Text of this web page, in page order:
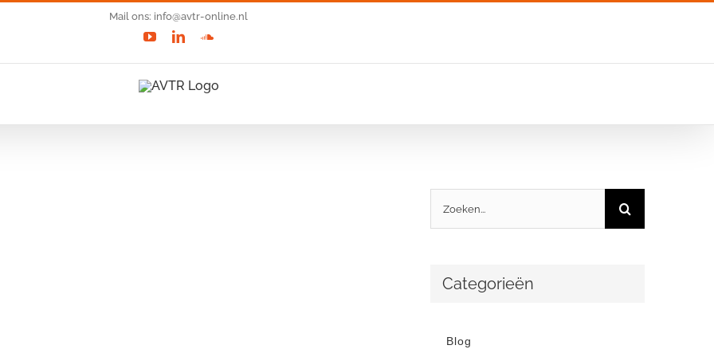
Mail ons: info@avtr-online.nl
YouTubeLinkedInSoundCloud
Categorieën
Blog